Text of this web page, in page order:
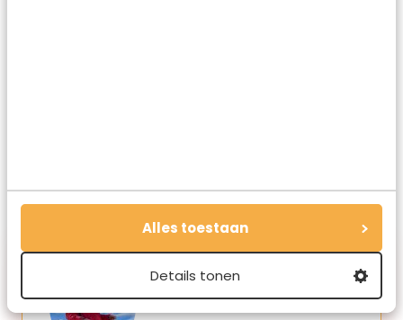
Alles toestaan
Details tonen